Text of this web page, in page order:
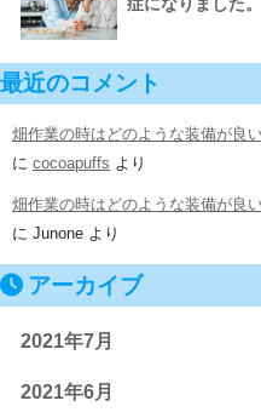
最近のコメント
畑作業の時はどのような装備が良
に cocoapuffs より
畑作業の時はどのような装備が良
に Junone より
アーカイブ
2021年7月
2021年6月